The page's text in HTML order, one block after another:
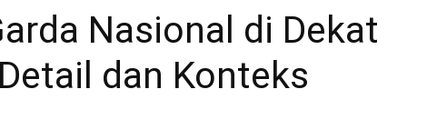
Nasional di Dekat
dan Konteks